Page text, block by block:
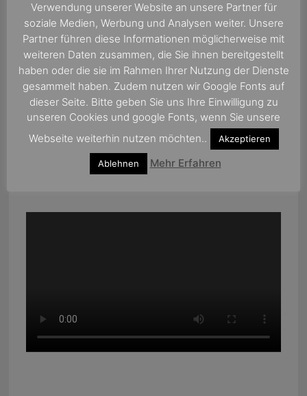
Verwendung unserer Website an unsere Partner für
soziale Medien, Werbung und Analysen weiter. Unsere
Partner führen diese Informationen möglicherweise mit
weiteren Daten zusammen, die Sie ihnen bereitgestellt
haben oder die sie im Rahmen Ihrer Nutzung der Dienste
gesammelt haben. Zudem nutzen wir Google Fonts auf
dieser Seite. Bitte geben Sie uns Ihre Einwilligung zu
unseren Cookies und google Fonts, wenn Sie unsere
Webseite weiterhin nutzen möchten..
Akzeptieren
Ablehnen Mehr Erfahren